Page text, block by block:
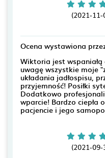
(2021-11-
Ocena wystawiona
Wiktoria jest
uwagę wszystkie moje
układania jadłospisu,
przyjemność! Posiłki
Dodatkowo
wparcie! Bardzo ciepła
pacjencie i jego
(2021-09-